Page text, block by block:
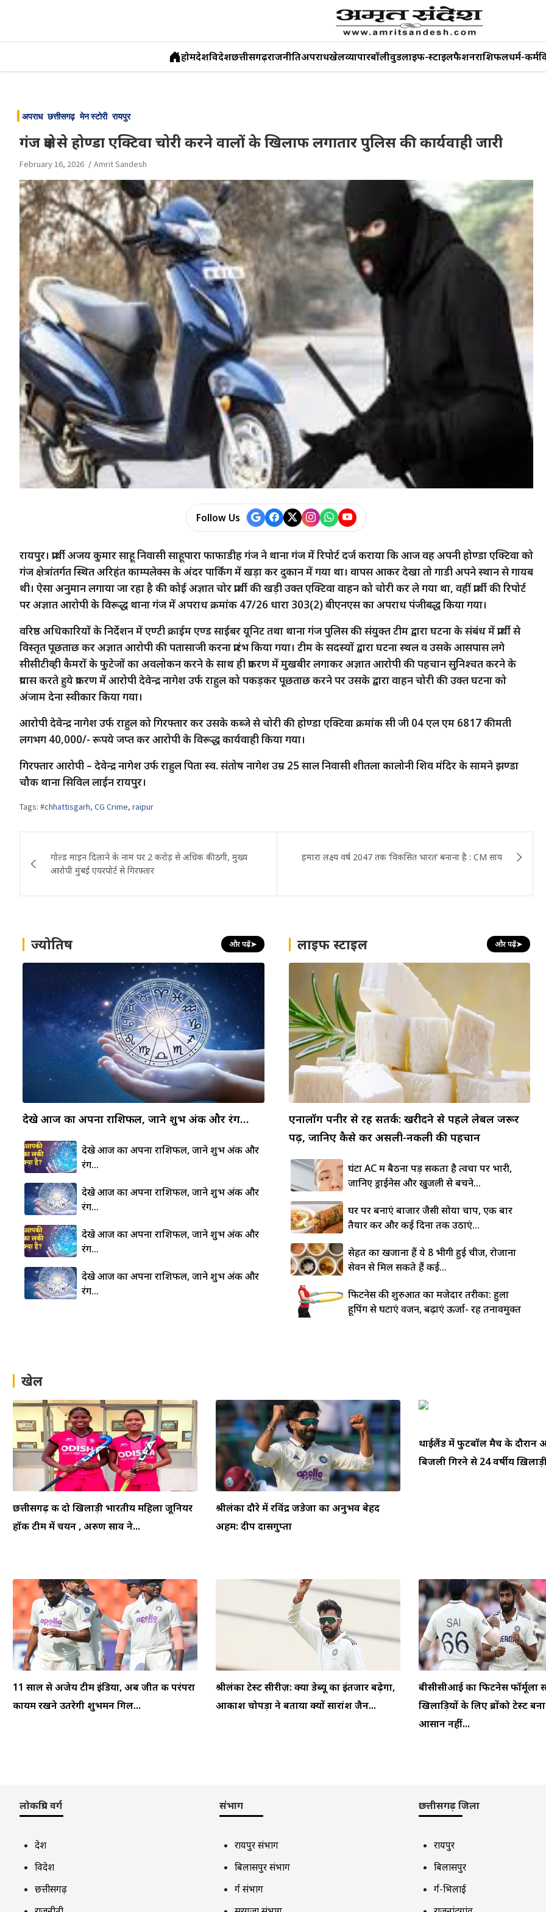
content
होमदेशविदेशछत्तीसगढ़राजनीतिअपराधखेलव्यापारबॉलीवुडलाइफ-स्टाइलफैशनराशिफलधर्म-कर्म
अपराध छत्तीसगढ़ मेन स्टोरी रायपुर
गंज क्षेत्र से होण्डा एक्टिवा चोरी करने वालों के खिलाफ लगातार पुलिस की कार्यवाही जारी
February 16, 2026 Amrit Sandesh
Follow Us
रायपुर। प्रार्थी अजय कुमार साहू निवासी साहूपारा फाफाडीह गंज ने थाना गंज में रिपोर्ट दर्ज कराया कि आज वह अपनी होण्डा एक्टिवा को
गंज क्षेत्रांतर्गत स्थित अरिहंत काम्पलेक्स के अंदर पार्किंग में खड़ा कर दुकान में गया था। वापस आकर देखा तो गाडी अपने स्थान से गायब
थी। ऐसा अनुमान लगाया जा रहा है की कोई अज्ञात चोर प्रार्थी की खड़ी उक्त एक्टिवा वाहन को चोरी कर ले गया था, वहीं प्रार्थी की रिपोर्ट
पर अज्ञात आरोपी के विरूद्ध थाना गंज में अपराध क्रमांक 47/26 धारा 303(2) बीएनएस का अपराध पंजीबद्ध किया गया।
वरिष्ठ अधिकारियों के निर्देशन में एण्टी क्राईम एण्ड साईबर यूनिट तथा थाना गंज पुलिस की संयुक्त टीम द्वारा घटना के संबंध में प्रार्थी से
विस्तृत पूछताछ कर अज्ञात आरोपी की पतासाजी करना प्रारंभ किया गया। टीम के सदस्यों द्वारा घटना स्थल व उसके आसपास लगे
सीसीटीव्ही कैमरों के फुटेजों का अवलोकन करने के साथ ही प्रकरण में मुखबीर लगाकर अज्ञात आरोपी की पहचान सुनिश्चत करने के
प्रयास करते हुये प्रकरण में आरोपी देवेन्द्र नागेश उर्फ राहुल को पकड़कर पूछताछ करने पर उसके द्वारा वाहन चोरी की उक्त घटना को
अंजाम देना स्वीकार किया गया।
आरोपी देवेन्द्र नागेश उर्फ राहुल को गिरफ्तार कर उसके कब्जे से चोरी की होण्डा एक्टिवा क्रमांक सी जी 04 एल एम 6817 कीमती
लगभग 40,000/- रूपये जप्त कर आरोपी के विरूद्ध कार्यवाही किया गया।
गिरफ्तार आरोपी – देवेन्द्र नागेश उर्फ राहुल पिता स्व. संतोष नागेश उम्र 25 साल निवासी शीतला कालोनी शिव मंदिर के सामने झण्डा
चौक थाना सिविल लाईन रायपुर।
Tags: #chhattisgarh, CG Crime, raipur
navigation
गोल्ड माइन दिलाने के नाम पर 2 करोड़ से अधिक की ठगी, मुख्य
आरोपी मुंबई एयरपोर्ट से गिरफ्तार
हमारा लक्ष्य वर्ष 2047 तक ‘विकसित भारत’ बनाना है : CM साय
ज्योतिष और पढ़ें➤
देखे आज का अपना राशिफल, जाने शुभ अंक और रंग…
देखे आज का अपना राशिफल, जाने शुभ अंक और
रंग…
देखे आज का अपना राशिफल, जाने शुभ अंक और
रंग…
देखे आज का अपना राशिफल, जाने शुभ अंक और
रंग…
देखे आज का अपना राशिफल, जाने शुभ अंक और
रंग…
लाइफ स्टाइल और पढ़ें➤
एनालॉग पनीर से रहें सतर्क: खरीदने से पहले लेबल जरूर
पढ़ें, जानिए कैसे करें असली-नकली की पहचान
घंटों AC में बैठना पड़ सकता है त्वचा पर भारी,
जानिए ड्राईनेस और खुजली से बचने...
घर पर बनाएं बाजार जैसी सोया चाप, एक बार
तैयार करें और कई दिनों तक उठाएं...
सेहत का खजाना हैं ये 8 भीगी हुई चीजें, रोजाना
सेवन से मिल सकते हैं कई...
फिटनेस की शुरुआत का मजेदार तरीका: हुला
हूपिंग से घटाएं वजन, बढ़ाएं ऊर्जा- रहें तनावमुक्त
खेल
छत्तीसगढ़ की दो खिलाड़ी भारतीय महिला जूनियर
हॉकी टीम में चयन , अरुण साव ने...
श्रीलंका दौरे में रविंद्र जडेजा का अनुभव बेहद
अहम: दीप दासगुप्ता
थाईलैंड में फुटबॉल मैच के दौरान
बिजली गिरने से 24 वर्षीय
11 साल से अजेय टीम इंडिया, अब जीत की परंपरा
कायम रखने उतरेगी शुभमन गिल...
श्रीलंका टेस्ट सीरीज़: क्या डेब्यू का इंतजार बढ़ेगा,
आकाश चोपड़ा ने बताया क्यों सारांश जैन...
बीसीसीआई का फिटनेस फॉर्मूला
खिलाड़ियों के लिए ब्रोंको टेस्ट
आसान नहीं...
लोकप्रिय वर्ग
देश
विदेश
छत्तीसगढ़
संभाग
रायपुर संभाग
बिलासपुर संभाग
दुर्ग संभाग
छत्तीसगढ़ जिला
रायपुर
बिलासपुर
दुर्ग-भिलाई